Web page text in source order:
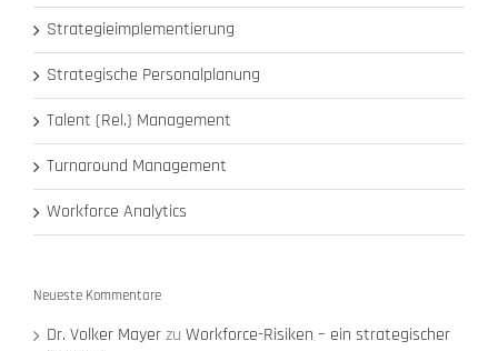
Strategieimplementierung
Strategische Personalplanung
Talent (Rel.) Management
Turnaround Management
Workforce Analytics
Neueste Kommentare
Dr. Volker Mayerzu Workforce-Risiken – ein strategischer